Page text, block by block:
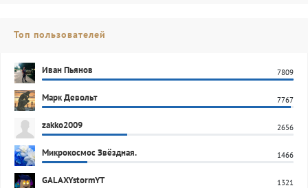
Топ пользователей
Иван Пьянов 7809
Марк Девольт 7767
zakko2009 2656
Микрокосмос Звёздная. 1466
GALAXYstormYT 1321